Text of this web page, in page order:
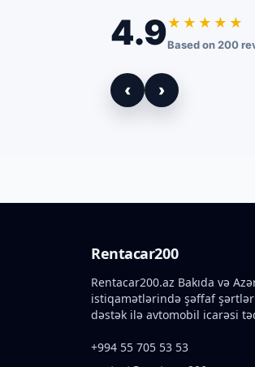
4.9★★★★★
Based on 200
‹ ›
Rentacar200
Rentacar200.az Bakıda və
istiqamətlərində şəffaf
dəstək ilə avtomobil icarəsi
+994 55 705 53 53